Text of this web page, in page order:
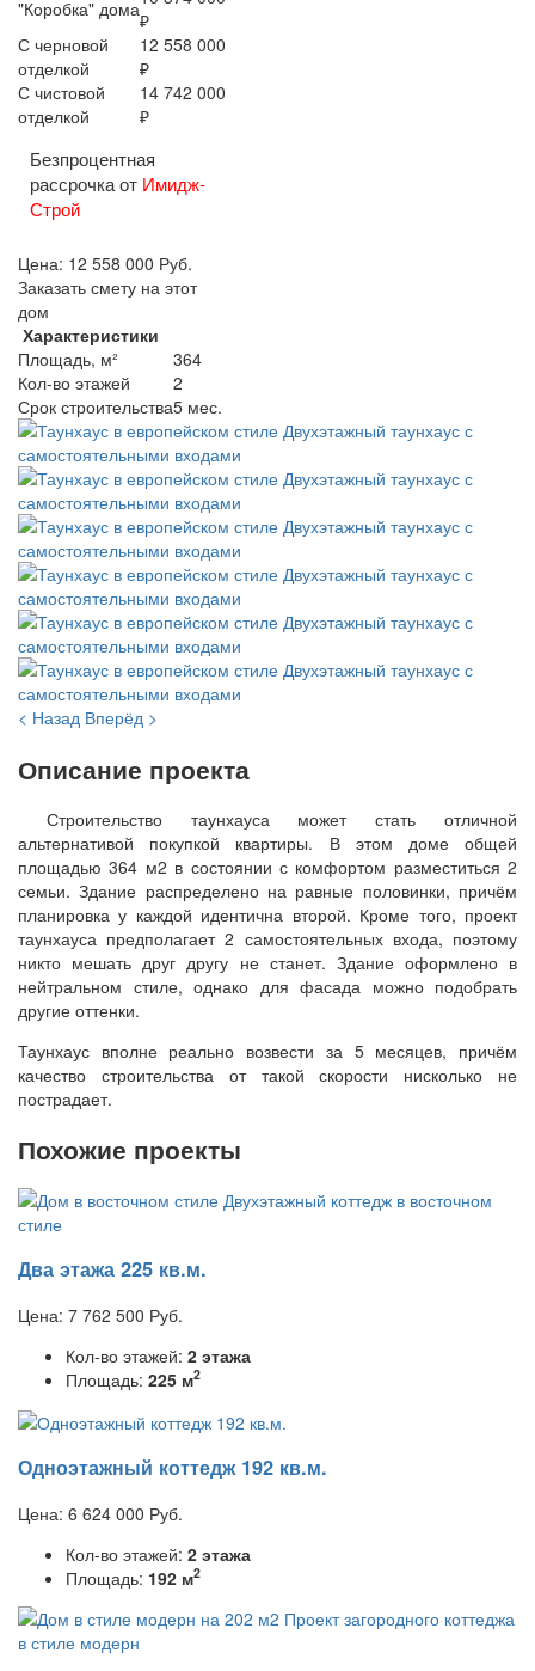
"Коробка" дома₽
С черновой
отделкой
12 558 000
₽
С чистовой
отделкой
14 742 000
₽
Безпроцентная
рассрочка от Имидж-
Строй
Цена: 12 558 000 Руб.
Заказать смету на этот
дом
Характеристики
Площадь, м²
364
Кол-во этажей
2
Срок строительства5 мес.
< Назад Вперёд >
Описание проекта
Строительство таунхауса может стать отличной
альтернативой покупкой квартиры. В этом доме общей
площадью 364 м2 в состоянии с комфортом разместиться 2
семьи. Здание распределено на равные половинки, причём
планировка у каждой идентична второй. Кроме того, проект
таунхауса предполагает 2 самостоятельных входа, поэтому
никто мешать друг другу не станет. Здание оформлено в
нейтральном стиле, однако для фасада можно подобрать
другие оттенки.
Таунхаус вполне реально возвести за 5 месяцев, причём
качество строительства от такой скорости нисколько не
пострадает.
Похожие проекты
Два этажа 225 кв.м.
Цена: 7 762 500 Руб.
Кол-во этажей: 2 этажа
Площадь: 225 м2
Одноэтажный коттедж 192 кв.м.
Цена: 6 624 000 Руб.
Кол-во этажей: 2 этажа
Площадь: 192 м2